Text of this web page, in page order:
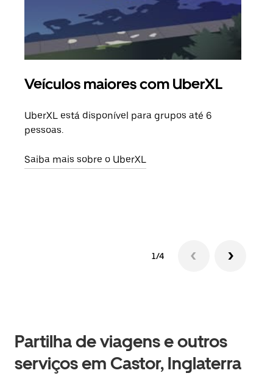
Veículos maiores com UberXL
UberXL está disponível para grupos até 6
pessoas.
Saiba mais sobre o UberXL
1/4
Partilha de viagens e outros
serviços em Castor, Inglaterra